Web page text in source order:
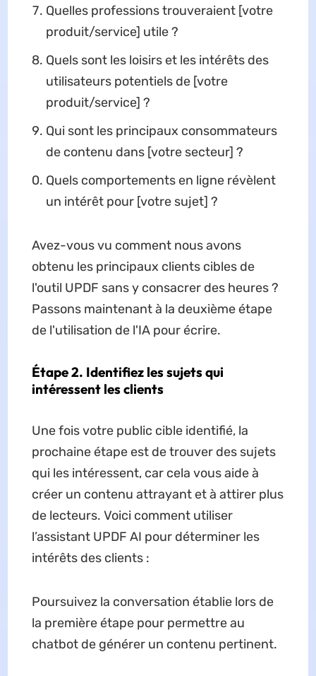
Quelles professions trouveraient [votre
produit/service] utile ?
Quels sont les loisirs et les intérêts des
utilisateurs potentiels de [votre
produit/service] ?
Qui sont les principaux consommateurs
de contenu dans [votre secteur] ?
Quels comportements en ligne révèlent
un intérêt pour [votre sujet] ?
Avez-vous vu comment nous avons
obtenu les principaux clients cibles de
l'outil UPDF sans y consacrer des heures ?
Passons maintenant à la deuxième étape
de l'utilisation de l'IA pour écrire.
Étape 2. Identifiez les sujets qui
intéressent les clients
Une fois votre public cible identifié, la
prochaine étape est de trouver des sujets
qui les intéressent, car cela vous aide à
créer un contenu attrayant et à attirer plus
de lecteurs. Voici comment utiliser
l’assistant UPDF AI pour déterminer les
intérêts des clients :
Poursuivez la conversation établie lors de
la première étape pour permettre au
chatbot de générer un contenu pertinent.